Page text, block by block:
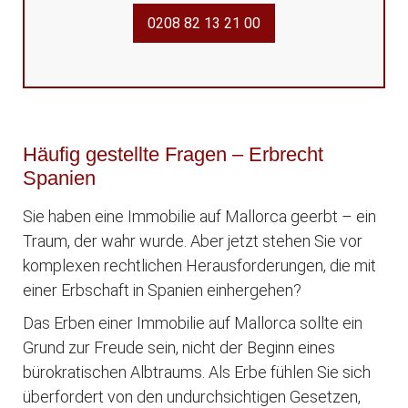
0208 82 13 21 00
Häufig gestellte Fragen – Erbrecht
Spanien
Sie haben eine Immobilie auf Mallorca geerbt – ein
Traum, der wahr wurde. Aber jetzt stehen Sie vor
komplexen rechtlichen Herausforderungen, die mit
einer Erbschaft in Spanien einhergehen?
Das Erben einer Immobilie auf Mallorca sollte ein
Grund zur Freude sein, nicht der Beginn eines
bürokratischen Albtraums. Als Erbe fühlen Sie sich
überfordert von den undurchsichtigen Gesetzen,